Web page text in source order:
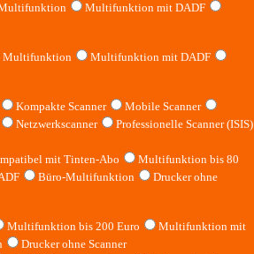
Multifunktion mit DADF
Multifunktion
Multifunktion mit DADF
Kompakte Scanner
Mobile Scanner
Netzwerkscanner
Professionelle Scanner (ISIS)
mit Tinten-Abo
Multifunktion bis 80
Büro-Multifunktion
Drucker ohne
Multifunktion bis 200 Euro
Multifunktion mit
Drucker ohne Scanner